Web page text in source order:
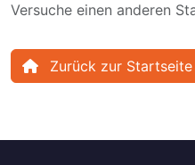
Versuche einen anderen
Zurück zur Startseite